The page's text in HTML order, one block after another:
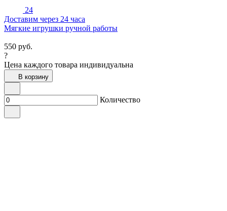
24
Доставим через 24 часа
Мягкие игрушки ручной работы
550 руб.
?
Цена каждого товара индивидуальна
В корзину
Количество